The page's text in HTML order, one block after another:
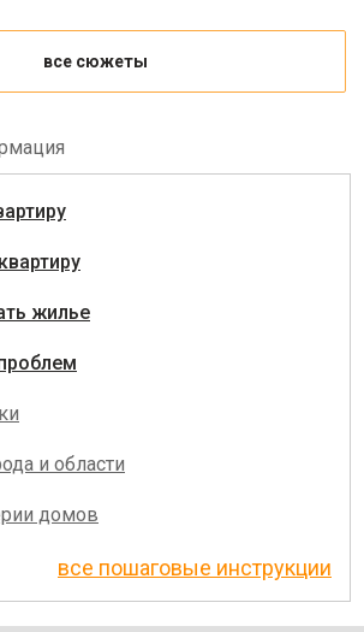
все сюжеты
жилье
и области
домов
все пошаговые инструкции